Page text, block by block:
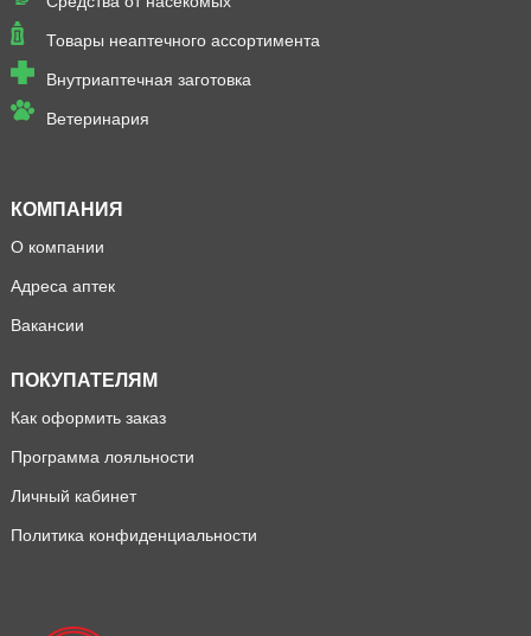
Товары неаптечного ассортимента
Внутриаптечная заготовка
Ветеринария
КОМПАНИЯ
О компании
Адреса аптек
Вакансии
ПОКУПАТЕЛЯМ
Как оформить заказ
Программа лояльности
Личный кабинет
Политика конфиденциальности